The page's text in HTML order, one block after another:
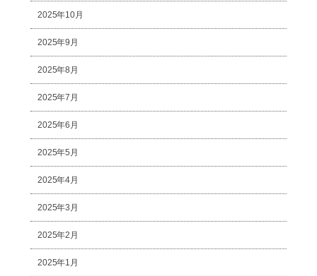
2025年10月
2025年9月
2025年8月
2025年7月
2025年6月
2025年5月
2025年4月
2025年3月
2025年2月
2025年1月